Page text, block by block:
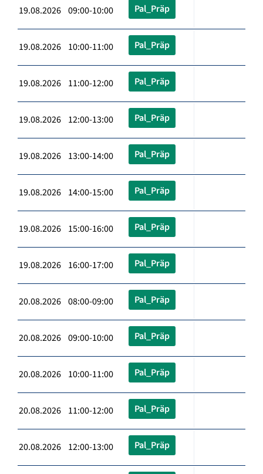
19.08.2026 09:00-10:00 Pal_Präp
19.08.2026 10:00-11:00 Pal_Präp
19.08.2026 11:00-12:00 Pal_Präp
19.08.2026 12:00-13:00 Pal_Präp
19.08.2026 13:00-14:00 Pal_Präp
19.08.2026 14:00-15:00 Pal_Präp
19.08.2026 15:00-16:00 Pal_Präp
19.08.2026 16:00-17:00 Pal_Präp
20.08.2026 08:00-09:00 Pal_Präp
20.08.2026 09:00-10:00 Pal_Präp
20.08.2026 10:00-11:00 Pal_Präp
20.08.2026 11:00-12:00 Pal_Präp
20.08.2026 12:00-13:00 Pal_Präp